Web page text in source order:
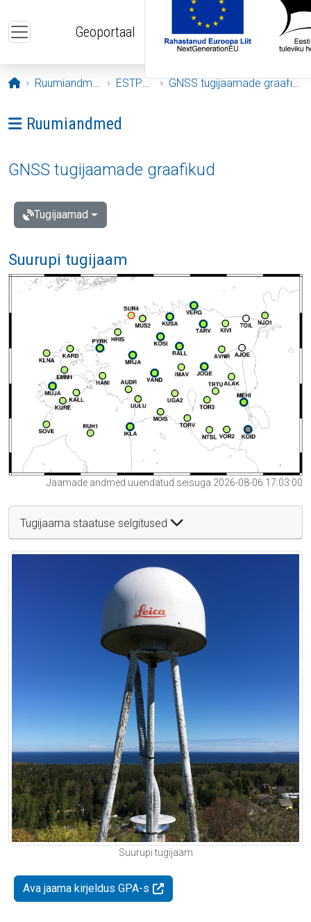
Geoportaal
Avaleht
Ruumiandmed ESTPOS GNSS tugijaamade graafikud
Ava menüü: Ruumiandmed
Ruumiandmed
GNSS tugijaamade graafikud
Tugijaamad
Suurupi tugijaam
Jaamade andmed uuendatud seisuga 2026-08-06 17:03:00
Tugijaama staatuse selgitused
Suurupi tugijaam
Ava jaama kirjeldus GPA-s